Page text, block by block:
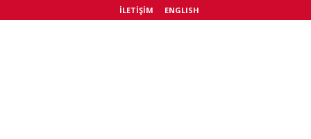
İLETIŞIM ENGLISH